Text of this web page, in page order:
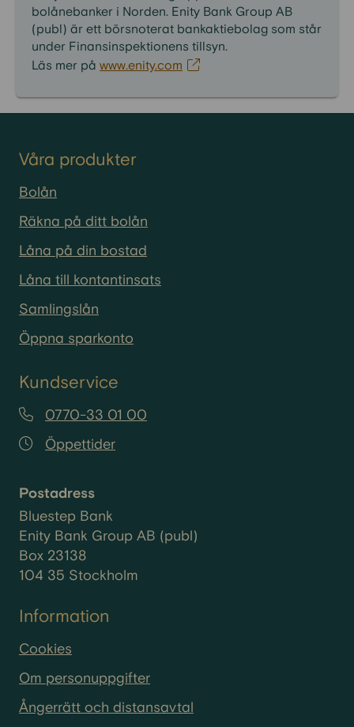
bolånebanker i Norden. Enity Bank Group AB
(publ) är ett börsnoterat bankaktiebolag som står
under Finansinspektionens tillsyn.
Läs mer på www.enity.com
Våra produkter
Bolån
Räkna på ditt bolån
Låna på din bostad
Låna till kontantinsats
Samlingslån
Öppna sparkonto
Kundservice
0770-33 01 00
Öppettider
Postadress
Bluestep Bank
Enity Bank Group AB (publ)
Box 23138
104 35 Stockholm
Information
Cookies
Om personuppgifter
Ångerrätt och distansavtal